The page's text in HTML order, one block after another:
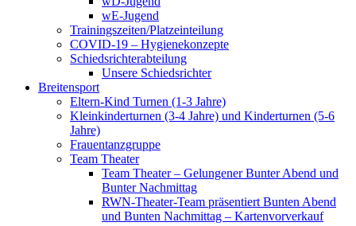
wE-Jugend
Trainingszeiten/Platzeinteilung
COVID-19 – Hygienekonzepte
Schiedsrichterabteilung
Unsere Schiedsrichter
Breitensport
Eltern-Kind Turnen (1-3 Jahre)
Kleinkinderturnen (3-4 Jahre) und Kinderturnen (5-6
Jahre)
Frauentanzgruppe
Team Theater
Team Theater – Gelungener Bunter Abend und
Bunter Nachmittag
RWN-Theater-Team präsentiert Bunten Abend
und Bunten Nachmittag – Kartenvorverkauf